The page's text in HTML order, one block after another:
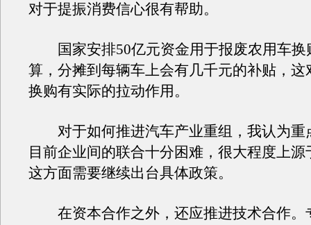
对于提振消费信心很有帮助。
国家安排50亿元资金用于报废农用车换
算，分摊到每辆车上会有几千元的补贴，这
换购有实际的拉动作用。
对于如何推进汽车产业重组，我认为重
目前企业间的联合十分困难，很大程度上源
这方面需要继续出台具体政策。
在资本合作之外，还应推进技术合作。